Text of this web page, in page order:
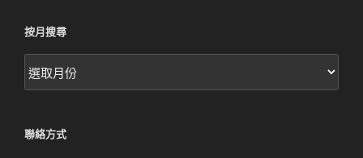
按月搜尋
按
月
聯絡方式